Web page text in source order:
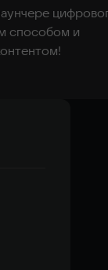
способом и